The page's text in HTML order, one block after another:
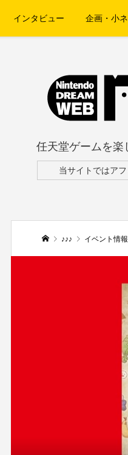
インタビュー 企画・小
任天堂ゲームを楽
当サイトではア
♪♪♪ イベント情報